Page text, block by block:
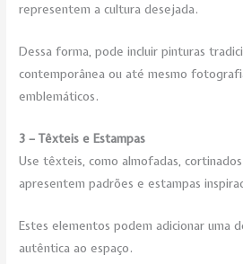
representem a cultura desejada.
Dessa forma, pode incluir pinturas
contemporânea ou até mesmo
emblemáticos.
3 – Têxteis e Estampas
Use têxteis, como almofadas,
apresentem padrões e estampas
Estes elementos podem adicionar uma
autêntica ao espaço.